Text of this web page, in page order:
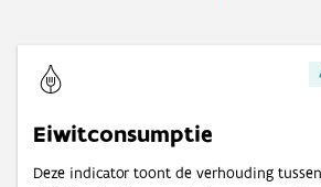
Eiwitconsumptie
Deze indicator toont de verhouding